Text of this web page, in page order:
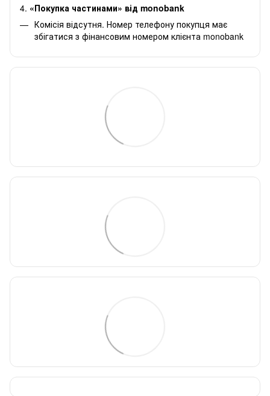
4. «Покупка частинами» від monobank
Комісія відсутня. Номер телефону покупця має
збігатися з фінансовим номером клієнта monobank